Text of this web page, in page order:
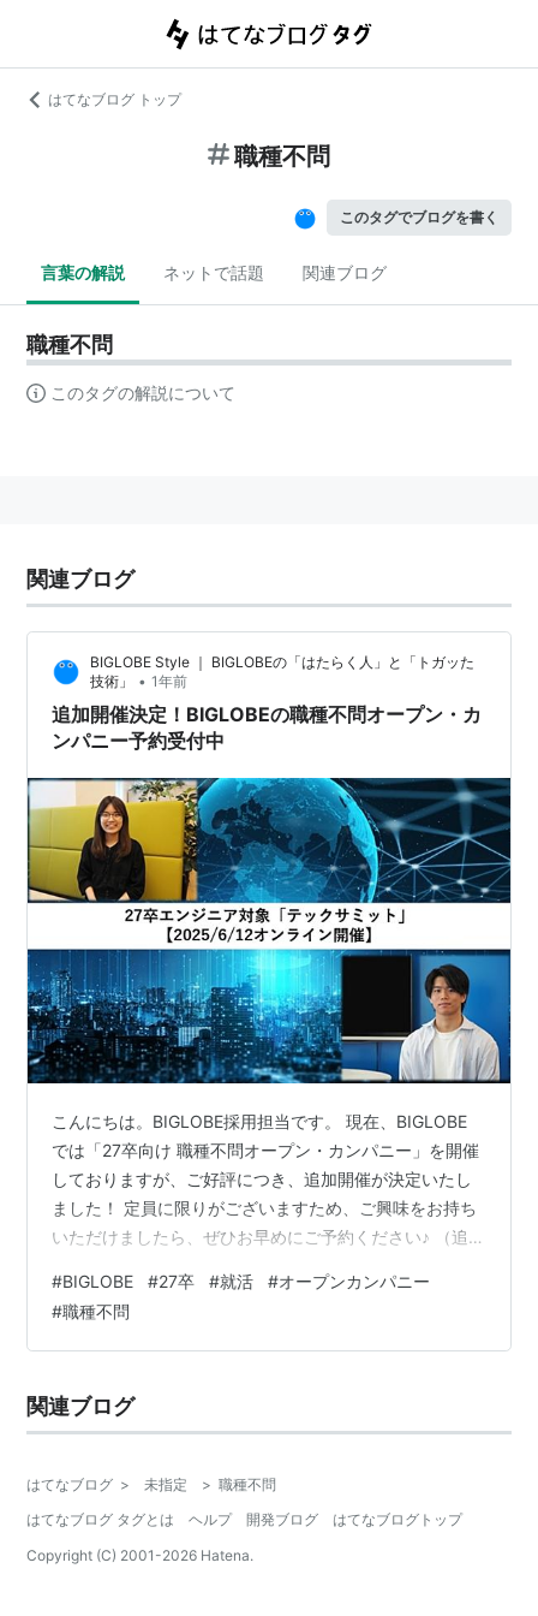
はてなブログ トップ
職種不問
このタグでブログを書く
言葉の解説 ネットで話題 関連ブログ
職種不問
このタグの解説について
関連ブログ
BIGLOBE Style ｜ BIGLOBEの「はたらく人」と「トガッた
技術」
• 1年前
追加開催決定！BIGLOBEの職種不問オープン・カ
ンパニー予約受付中
こんにちは。BIGLOBE採用担当です。 現在、BIGLOBE
では「27卒向け 職種不問オープン・カンパニー」を開催
しておりますが、ご好評につき、追加開催が決定いたし
ました！ 定員に限りがございますため、ご興味をお持ち
いただけましたら、ぜひお早めにご予約ください♪ （追
メ！ 参加者の生の声（参加者アンケートから抜粋） 開催
要項 ■プログラム内容（約90分を予定） ■開催日程 ■
ご準備いただくもの ■申込方法 こんな方にオススメ！ ・
方・通信、IT業界に少しでも興味がある方・「人と人、
人と社会を…
#BIGLOBE #27卒 #就活 #オープンカンパニー
#職種不問
関連ブログ
はてなブログ > 未指定 > 職種不問
はてなブログ タグとは
ヘルプ 開発ブログ
はてなブログトップ
Copyright (C) 2001-2026 Hatena.